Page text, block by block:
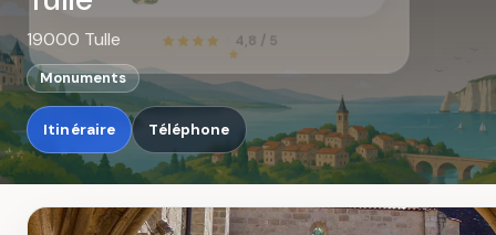
4,8 / 5
19000 Tulle
Monuments
Itinéraire Téléphone